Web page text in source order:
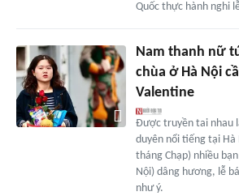
Quốc thực hành nghi
Nam thanh nữ
chùa ở Hà Nội
Valentine
Được truyền tai nhau
duyên nổi tiếng tại
tháng Chạp) nhiều
Nội) dâng hương, lễ
như ý.